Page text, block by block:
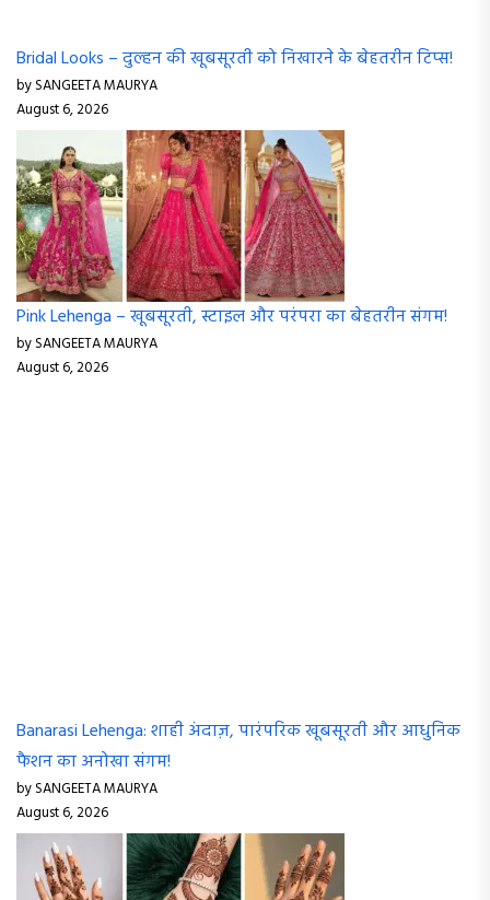
Bridal Looks – दुल्हन की खूबसूरती को निखारने के बेहतरीन टिप्स!
by SANGEETA MAURYA
August 6, 2026
Pink Lehenga – खूबसूरती, स्टाइल और परंपरा का बेहतरीन संगम!
by SANGEETA MAURYA
August 6, 2026
Banarasi Lehenga: शाही अंदाज़, पारंपरिक खूबसूरती और आधुनिक
फैशन का अनोखा संगम!
by SANGEETA MAURYA
August 6, 2026